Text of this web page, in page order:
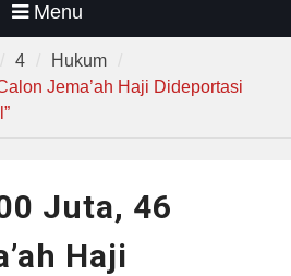
Menu
4
Hukum
Jema’ah Haji Dideportasi
Juta, 46
Haji